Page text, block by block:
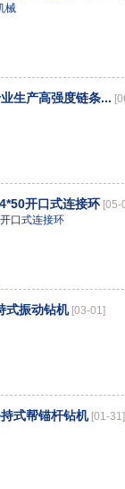
械
生产高强度链条...
开口式连接环 [05-
开口式连接环
式振动钻机 [03-01]
式帮锚杆钻机 [01-31]